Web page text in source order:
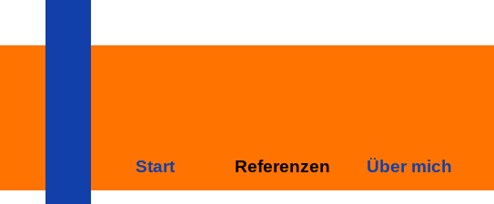
Start Referenzen Über mich